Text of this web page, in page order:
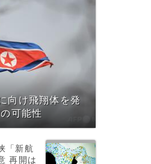
向け飛翔体を発
可能性
「新航
再開は